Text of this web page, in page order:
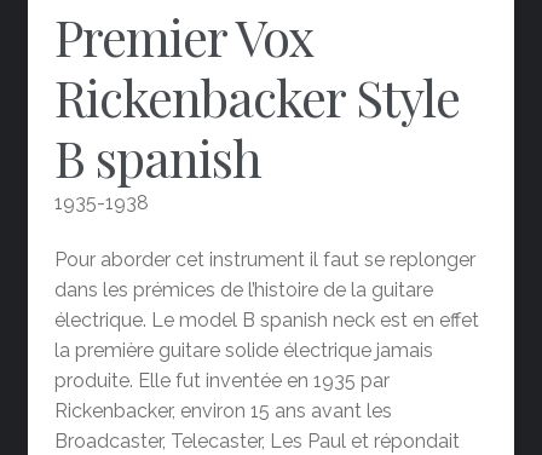
Premier Vox
Rickenbacker Style
B spanish
1935-1938
Pour aborder cet instrument il faut se replonger
dans les prémices de l’histoire de la guitare
électrique. Le model B spanish neck est en effet
la première guitare solide électrique jamais
produite. Elle fut inventée en 1935 par
Rickenbacker, environ 15 ans avant les
Broadcaster, Telecaster, Les Paul et répondait